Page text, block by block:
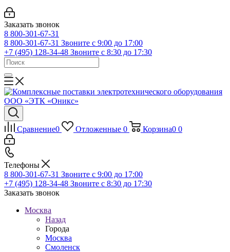
Заказать звонок
8 800-301-67-31
8 800-301-67-31 Звоните с 9:00 до 17:00
+7 (495) 128-34-48 Звоните с 8:30 до 17:30
Сравнение0 Отложенные 0 Корзина0 0
Телефоны
8 800-301-67-31 Звоните с 9:00 до 17:00
+7 (495) 128-34-48 Звоните с 8:30 до 17:30
Заказать звонок
Москва
Назад
Города
Москва
Смоленск